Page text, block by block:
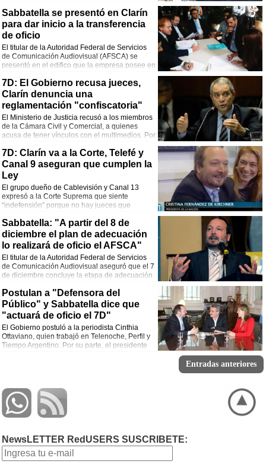
Sabbatella se presentó en Clarín
para dar inicio a la transferencia
de oficio
El titular de la Autoridad Federal de Servicios
de Comunicación Audiovisual (AFSCA) se
presentó en el edifico que la empresa posee en
de transferencia. Clarín apeló la medida del juez Alfonso y aseguró que la
sentencia ya no está firme.
7D: El Gobierno recusa jueces,
Clarín denuncia una
reglamentación "confiscatoria"
El Ministerio de Justicia recusó a los miembros
de la Cámara Civil y Comercial, a quienes
acusa de tener vínculos con el multimedios. Por
de la Ley de Medios permitirá no sólo adecuar licencias, sino también los bienes
del licenciatario.
7D: Clarín va a la Corte, Telefé y
Canal 9 aseguran que cumplen la
Ley
El grupo dueño de Cablevisión y Canal 13
expresó a la Corte Suprema que siente
“indefensión” porque no hay jueces que
que vence el 7 de diciembre. Los otros canales aseguran que no superan el
tope de 30 por ciento de capital extranjero.
Sabbatella: "A partir del 8 de
diciembre el plan de adecuación
lo realizará de oficio el AFSCA"
El titular de la Autoridad Federal de Servicios
de Comunicación Audiovisual aseguró que el 7
de diciembre concluye la etapa de adecuación
Postulan a "Defensora del
Público" y Sabbatella dice que
"actuará de oficio el 7D"
El Gobierno postuló a la periodista Cinthia
Ottaviano, quien trabajó en Telenoche, Perfil y
Tiempo Argentino. Por su parte, el presidente
Entradas anteriores
NewsLETTER RedUSERS SUSCRIBETE: